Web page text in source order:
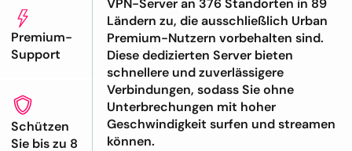
Premium-
Support
Schützen
Sie bis zu 8
VPN-Server an 376 Standorten in 89
Ländern zu, die ausschließlich Urban
Premium-Nutzern vorbehalten sind.
Diese dedizierten Server bieten
schnellere und zuverlässigere
Verbindungen, sodass Sie ohne
Unterbrechungen mit hoher
Geschwindigkeit surfen und streamen
können.